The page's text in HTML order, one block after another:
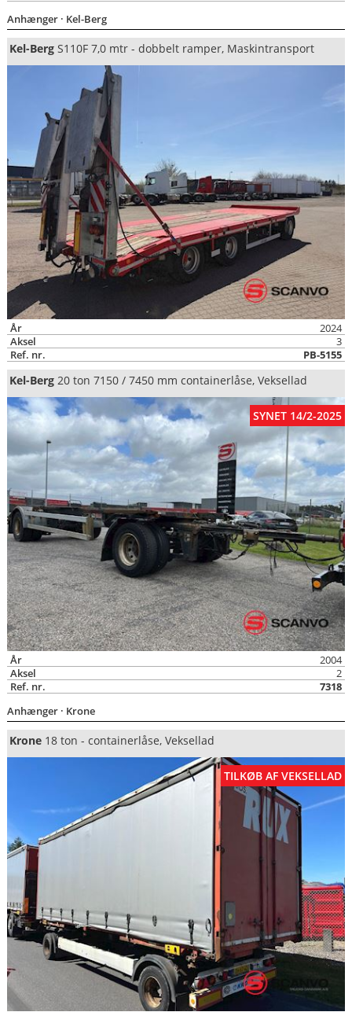
Anhænger· Kel-Berg
Kel-BergS110F 7,0 mtr - dobbelt ramper, Maskintransport
År
2024
Aksel
3
Ref. nr.
PB-5155
Kel-Berg20 ton 7150 / 7450 mm containerlåse, Veksellad
SYNET 14/2-2025
År
2004
Aksel
2
Ref. nr.
7318
Anhænger· Krone
Krone18 ton - containerlåse, Veksellad
TILKØB AF VEKSELLAD